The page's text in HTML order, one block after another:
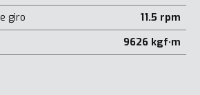
giro
11.5 rpm
9626 kgf·m